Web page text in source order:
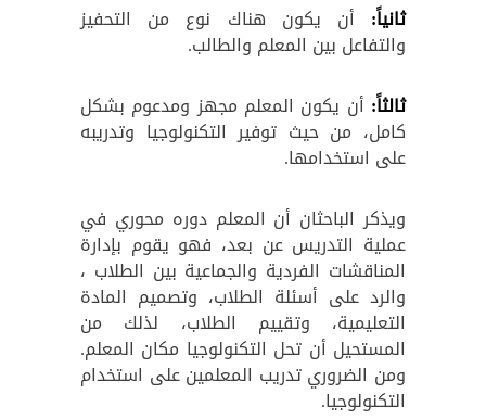
ثانياً: أن يكون هناك نوع من التحفيز
والتفاعل بين المعلم والطالب.
ثالثاً: أن يكون المعلم مجهز ومدعوم بشكل
كامل، من حيث توفير التكنولوجيا وتدريبه
على استخدامها.
ويذكر الباحثان أن المعلم دوره محوري في
عملية التدريس عن بعد، فهو يقوم بإدارة
المناقشات الفردية والجماعية بين الطلاب ،
والرد على أسئلة الطلاب، وتصميم المادة
التعليمية، وتقييم الطلاب، لذلك من
المستحيل أن تحل التكنولوجيا مكان المعلم.
ومن الضروري تدريب المعلمين على استخدام
التكنولوجيا.